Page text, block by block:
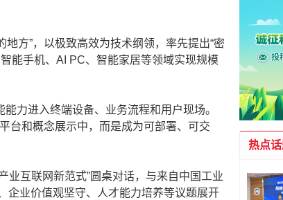
方”，以极致高效为技术纲领，率先提出“密
能手机、AI PC、智能家居等领域实现规模
力进入终端设备、业务流程和用户现场。
台和概念展示中，而是成为可部署、可交
互联网新范式”圆桌对话，与来自中国工业
企业价值观坚守、人才能力培养等议题展开
热点